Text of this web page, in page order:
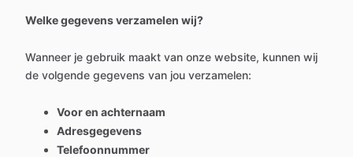
Welke gegevens verzamelen wij?
Wanneer je gebruik maakt van onze website, kunnen wij
de volgende gegevens van jou verzamelen:
Voor en achternaam
Adresgegevens
Telefoonnummer